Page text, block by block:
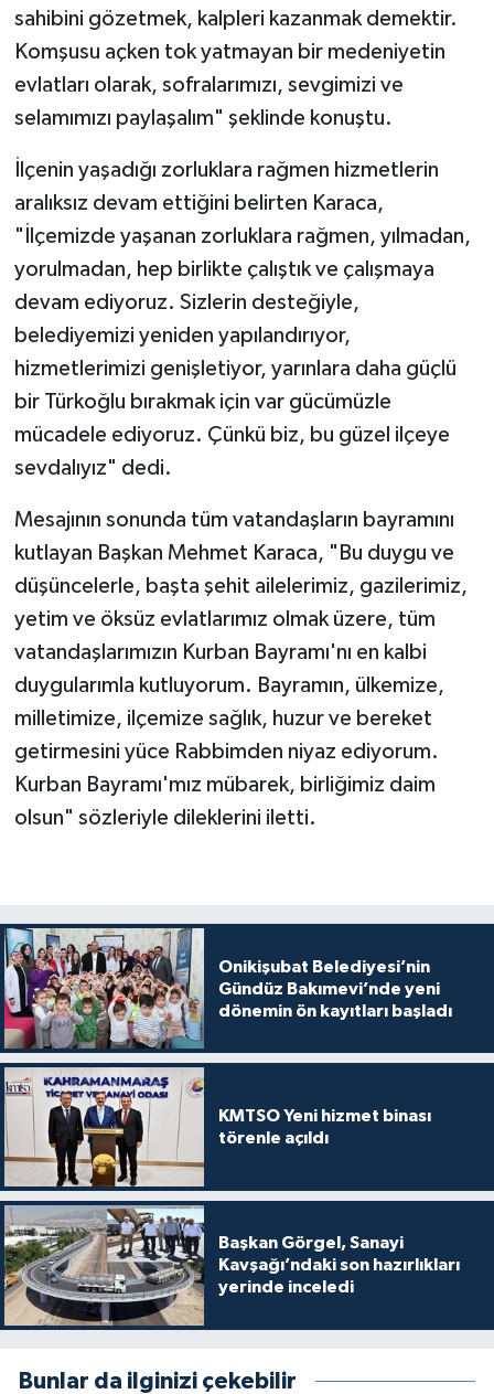
sahibini gözetmek, kalpleri kazanmak demektir.
Komşusu açken tok yatmayan bir medeniyetin
evlatları olarak, sofralarımızı, sevgimizi ve
selamımızı paylaşalım" şeklinde konuştu.
İlçenin yaşadığı zorluklara rağmen hizmetlerin
aralıksız devam ettiğini belirten Karaca,
"İlçemizde yaşanan zorluklara rağmen, yılmadan,
yorulmadan, hep birlikte çalıştık ve çalışmaya
devam ediyoruz. Sizlerin desteğiyle,
belediyemizi yeniden yapılandırıyor,
hizmetlerimizi genişletiyor, yarınlara daha güçlü
bir Türkoğlu bırakmak için var gücümüzle
mücadele ediyoruz. Çünkü biz, bu güzel ilçeye
sevdalıyız" dedi.
Mesajının sonunda tüm vatandaşların bayramını
kutlayan Başkan Mehmet Karaca, "Bu duygu ve
düşüncelerle, başta şehit ailelerimiz, gazilerimiz,
yetim ve öksüz evlatlarımız olmak üzere, tüm
vatandaşlarımızın Kurban Bayramı'nı en kalbi
duygularımla kutluyorum. Bayramın, ülkemize,
milletimize, ilçemize sağlık, huzur ve bereket
getirmesini yüce Rabbimden niyaz ediyorum.
Kurban Bayramı'mız mübarek, birliğimiz daim
olsun" sözleriyle dileklerini iletti.
Onikişubat Belediyesi’nin
Gündüz Bakımevi’nde yeni
dönemin ön kayıtları başladı
KMTSO Yeni hizmet binası
törenle açıldı
Başkan Görgel, Sanayi
Kavşağı’ndaki son hazırlıkları
yerinde inceledi
Bunlar da ilginizi çekebilir